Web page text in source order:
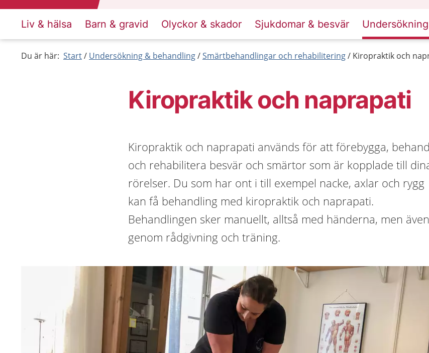
Liv & hälsa Barn & gravid Olyckor & skador Sjukdomar & besvär
Du är här: Start Undersökning & behandling Smärtbehandlingar och rehabilitering Kiropraktik och
Kiropraktik och naprapati
Kiropraktik och naprapati används för att förebygga,
och rehabilitera besvär och smärtor som är kopplade till
rörelser. Du som har ont i till exempel nacke, axlar och rygg
kan få behandling med kiropraktik och naprapati.
Behandlingen sker manuellt, alltså med händerna, men även
genom rådgivning och träning.